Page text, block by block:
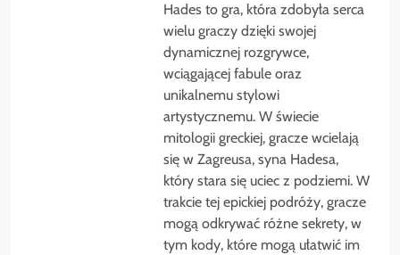
Hades to gra, która zdobyła serca
wielu graczy dzięki swojej
dynamicznej rozgrywce,
wciągającej fabule oraz
unikalnemu stylowi
artystycznemu. W świecie
mitologii greckiej, gracze wcielają
się w Zagreusa, syna Hadesa,
który stara się uciec z podziemi. W
trakcie tej epickiej podróży, gracze
mogą odkrywać różne sekrety, w
tym kody, które mogą ułatwić im